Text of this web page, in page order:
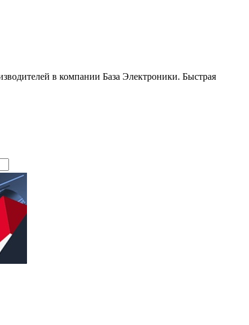
в компании База Электроники. Быстрая